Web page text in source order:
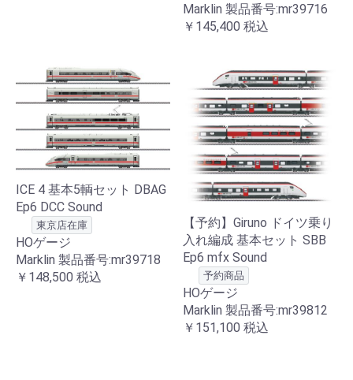
Marklin 製品番号:mr39716
￥145,400 税込
ICE 4 基本5輌セット DBAG
Ep6 DCC Sound
東京店在庫
HOゲージ
Marklin 製品番号:mr39718
￥148,500 税込
【予約】Giruno ドイツ乗り
入れ編成 基本セット SBB
Ep6 mfx Sound
予約商品
HOゲージ
Marklin 製品番号:mr39812
￥151,100 税込